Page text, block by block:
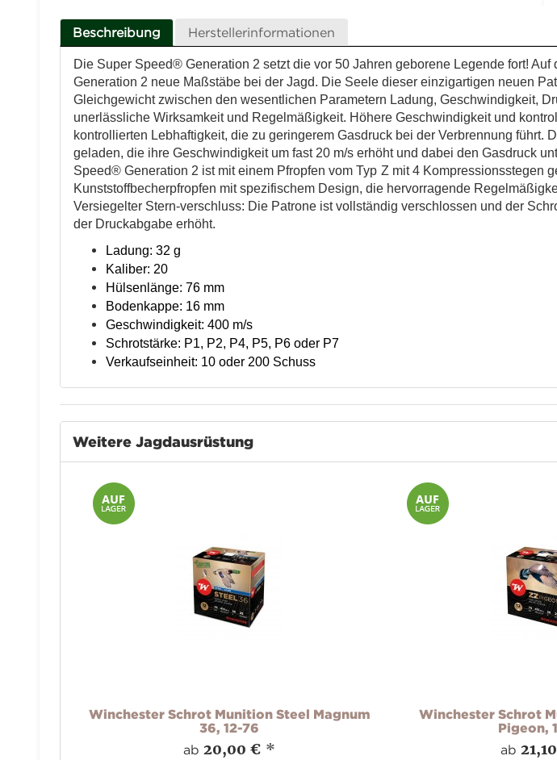
Beschreibung Herstellerinformationen
Die Super Speed® Generation 2 setzt die vor 50 Jahren geborene Legende fort!
Generation 2 neue Maßstäbe bei der Jagd. Die Seele dieser einzigartigen neuen
Gleichgewicht zwischen den wesentlichen Parametern Ladung, Geschwindigkeit,
unerlässliche Wirksamkeit und Regelmäßigkeit. Höhere Geschwindigkeit und
kontrollierten Lebhaftigkeit, die zu geringerem Gasdruck bei der Verbrennung führt.
geladen, die ihre Geschwindigkeit um fast 20 m/s erhöht und dabei den Gasdruck
Speed® Generation 2 ist mit einem Pfropfen vom Typ Z mit 4 Kompressionsstegen
Kunststoffbecherpfropfen mit spezifischem Design, die hervorragende
Versiegelter Stern-verschluss: Die Patrone ist vollständig verschlossen und der
der Druckabgabe erhöht.
Ladung: 32 g
Kaliber: 20
Hülsenlänge: 76 mm
Bodenkappe: 16 mm
Geschwindigkeit: 400 m/s
Schrotstärke: P1, P2, P4, P5, P6 oder P7
Verkaufseinheit: 10 oder 200 Schuss
Weitere Jagdausrüstung
Winchester Schrot Munition Steel Magnum
36, 12-76
ab20,00 € *
Winchester Schrot
Pigeon,
ab